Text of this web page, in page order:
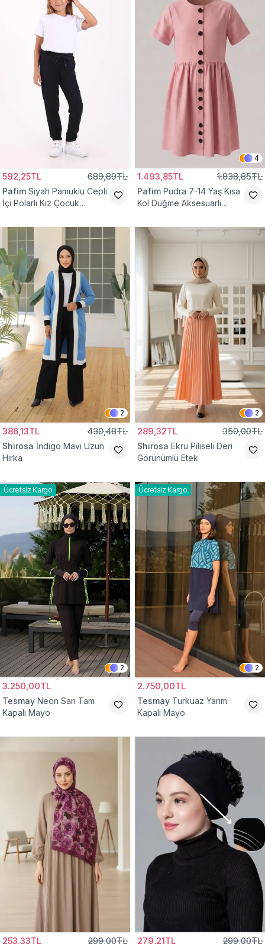
592,25TL 689,89TL
Pafim Siyah Pamuklu Cepli
İçi Polarlı Kız Çocuk
4
1.493,85TL 1.838,85TL
Pafim Pudra 7-14 Yaş Kısa
Kol Düğme Aksesuarlı
2
386,13TL 430,48TL
Shirosa İndigo Mavi Uzun
Hırka
2
289,32TL 350,00TL
Shirosa Ekru Piliseli Deri
Görünümlü Etek
Ücretsiz Kargo
2
3.250,00TL
Tesmay Neon Sarı Tam
Kapalı Mayo
Ücretsiz Kargo
2
2.750,00TL
Tesmay Turkuaz Yarım
Kapalı Mayo
253,33TL 299,00TL 279,21TL 299,00TL